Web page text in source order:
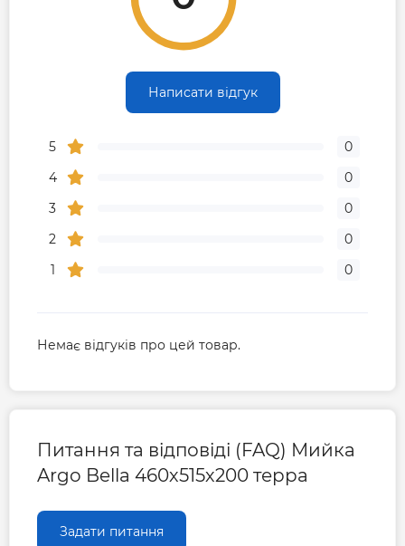
Написати відгук
5
0
4
0
3
0
2
0
1
0
Немає відгуків про цей товар.
Питання та відповіді (FAQ) Мийка
Argo Bella 460х515х200 терра
Задати питання